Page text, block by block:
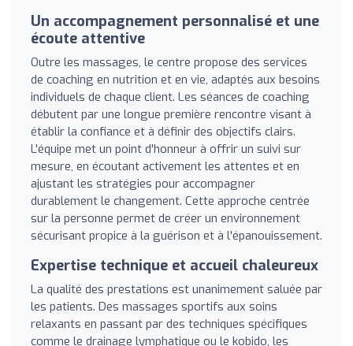
Un accompagnement personnalisé et une
écoute attentive
Outre les massages, le centre propose des services
de coaching en nutrition et en vie, adaptés aux besoins
individuels de chaque client. Les séances de coaching
débutent par une longue première rencontre visant à
établir la confiance et à définir des objectifs clairs.
L'équipe met un point d'honneur à offrir un suivi sur
mesure, en écoutant activement les attentes et en
ajustant les stratégies pour accompagner
durablement le changement. Cette approche centrée
sur la personne permet de créer un environnement
sécurisant propice à la guérison et à l'épanouissement.
Expertise technique et accueil chaleureux
La qualité des prestations est unanimement saluée par
les patients. Des massages sportifs aux soins
relaxants en passant par des techniques spécifiques
comme le drainage lymphatique ou le kobido, les